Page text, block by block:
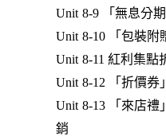
Unit 8-9 「無息分
Unit 8-10 「包裝附
Unit 8-11 紅利集點
Unit 8-12 「折價券
Unit 8-13 「來店
銷